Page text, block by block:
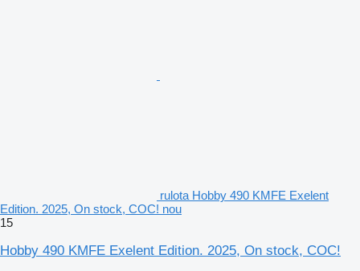
rulota Hobby 490 KMFE Exelent
Edition. 2025, On stock, COC! nou
15
Hobby 490 KMFE Exelent Edition. 2025, On stock, COC!